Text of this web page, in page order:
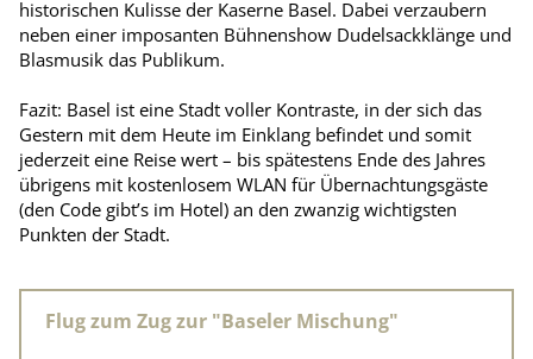
historischen Kulisse der Kaserne Basel. Dabei verzaubern
neben einer imposanten Bühnenshow Dudelsackklänge und
Blasmusik das Publikum.
Fazit: Basel ist eine Stadt voller Kontraste, in der sich das
Gestern mit dem Heute im Einklang befindet und somit
jederzeit eine Reise wert – bis spätestens Ende des Jahres
übrigens mit kostenlosem WLAN für Übernachtungsgäste
(den Code gibt’s im Hotel) an den zwanzig wichtigsten
Punkten der Stadt.
Flug zum Zug zur "Baseler Mischung"